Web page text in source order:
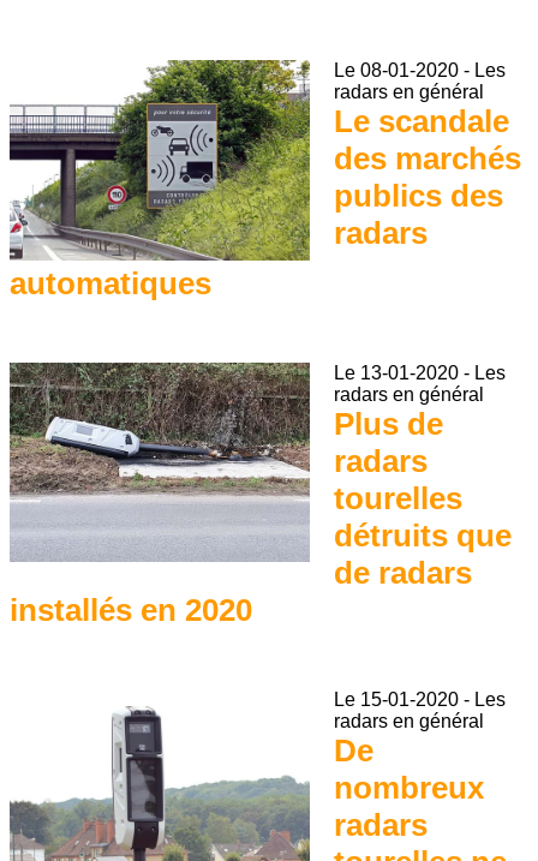
Le 08-01-2020 - Les
radars en général
Le scandale
des marchés
publics des
radars
automatiques
Le 13-01-2020 - Les
radars en général
Plus de
radars
tourelles
détruits que
de radars
installés en 2020
Le 15-01-2020 - Les
radars en général
De
nombreux
radars